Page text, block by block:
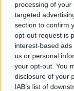
processing of
targeted
section to confirm
opt-out request is
interest-based
us or personal
your opt-out. You
disclosure of your
IAB’s list of
ΑΙΧΜΕΣ:
Είναι ένα
αυτών, είναι
σχετίζονται με
τις φιλοδοξίες
αλλαγές και οι
Αντιθέτως θα